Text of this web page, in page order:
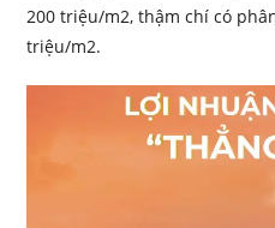
200 triệu/m2, thậm chí có
triệu/m2.